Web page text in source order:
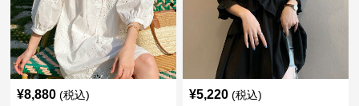
¥8,880 (税込) ¥5,220 (税込)